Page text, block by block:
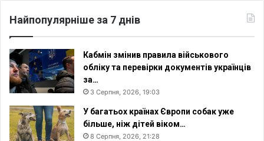
Найпопулярніше за 7 днів
Кабмін змінив правила військового
обліку та перевірки документів українців
за…
3 Серпня, 2026, 19:03
У багатьох країнах Європи собак уже
більше, ніж дітей віком…
8 Серпня, 2026, 21:28